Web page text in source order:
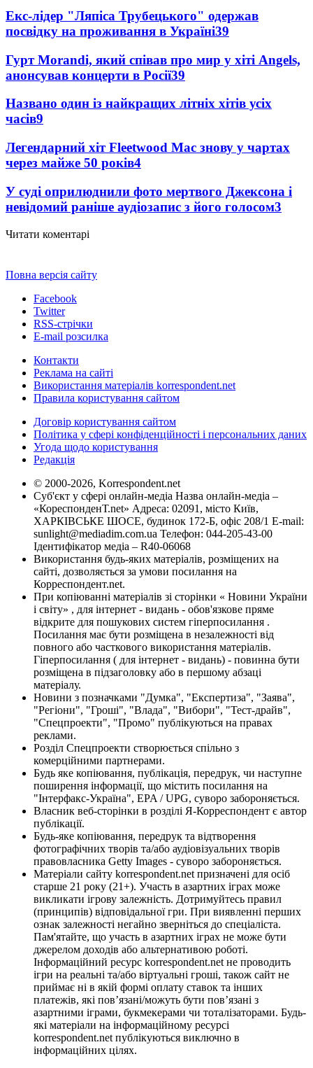
Екс-лідер "Ляпіса Трубецького" одержав
посвідку на проживання в Україні39
Гурт Morandi, який співав про мир у хіті Angels,
анонсував концерти в Росії39
Названо один із найкращих літніх хітів усіх
часів9
Легендарний хіт Fleetwood Mac знову у чартах
через майже 50 років4
У суді оприлюднили фото мертвого Джексона і
невідомий раніше аудіозапис з його голосом3
Читати коментарі
Повна версія сайту
Facebook
Twitter
RSS-стрічки
E-mail розсилка
Контакти
Реклама на сайті
Використання матеріалів korrespondent.net
Правила користування сайтом
Договір користування сайтом
Політика у сфері конфіденційності і персональних даних
Угода щодо користування
Редакція
© 2000-2026, Korrespondent.net
Суб'єкт у сфері онлайн-медіа Назва онлайн-медіа –
«КореспонденТ.net» Адреса: 02091, місто Київ,
ХАРКІВСЬКЕ ШОСЕ, будинок 172-Б, офіс 208/1 E-mail:
sunlight@mediadim.com.ua Телефон: 044-205-43-00
Ідентифікатор медіа – R40-06068
Використання будь-яких матеріалів, розміщених на
сайті, дозволяється за умови посилання на
Корреспондент.net.
При копіюванні матеріалів зі сторінки « Новини України
і світу» , для інтернет - видань - обов'язкове пряме
відкрите для пошукових систем гіперпосилання .
Посилання має бути розміщена в незалежності від
повного або часткового використання матеріалів.
Гіперпосилання ( для інтернет - видань) - повинна бути
розміщена в підзаголовку або в першому абзаці
матеріалу.
Новини з позначками "Думка", "Експертиза", "Заява",
"Регіони", "Гроші", "Влада", "Вибори", "Тест-драйв",
"Спецпроекти", "Промо" публікуються на правах
реклами.
Розділ Спецпроекти створюється спільно з
комерційними партнерами.
Будь яке копіювання, публікація, передрук, чи наступне
поширення інформації, що містить посилання на
"Інтерфакс-Україна", EPA / UPG, суворо забороняється.
Власник веб-сторінки в розділі Я-Корреспондент є автор
публікації.
Будь-яке копіювання, передрук та відтворення
фотографічних творів та/або аудіовізуальних творів
правовласника Getty Images - суворо забороняється.
Матеріали сайту korrespondent.net призначені для осіб
старше 21 року (21+). Участь в азартних іграх може
викликати ігрову залежність. Дотримуйтесь правил
(принципів) відповідальної гри. При виявленні перших
ознак залежності негайно зверніться до спеціаліста.
Пам'ятайте, що участь в азартних іграх не може бути
джерелом доходів або альтернативою роботі.
Інформаційний ресурс korrespondent.net не проводить
ігри на реальні та/або віртуальні гроші, також сайт не
приймає ні в якій формі оплату ставок та інших
платежів, які пов’язані/можуть бути пов’язані з
азартними іграми, букмекерами чи тоталізаторами. Будь-
які матеріали на інформаційному ресурсі
korrespondent.net публікуються виключно в
інформаційних цілях.